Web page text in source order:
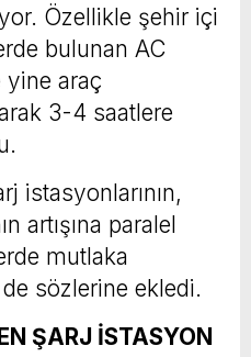
Özellikle şehir içi
bulunan AC
yine araç
3-4 saatlere
istasyonlarının,
artışına paralel
mutlaka
sözlerine ekledi.
ŞARJ İSTASYON